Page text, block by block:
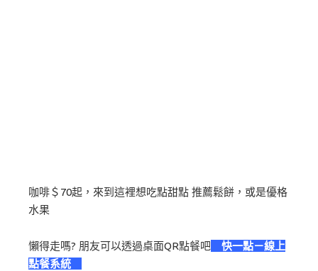
咖啡＄70起，來到這裡想吃點甜點 推薦鬆餅，或是優格
水果
懶得走嗎? 朋友可以透過桌面QR點餐吧
快一點－線上
點餐系統